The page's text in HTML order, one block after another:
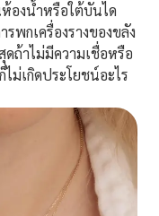
ห้องน้ำหรือใต้บันได
พกเครื่องรางของขลัง
ถ้าไม่มีความเชื่อหรือ
ม่เกิดประโยชน์อะไร